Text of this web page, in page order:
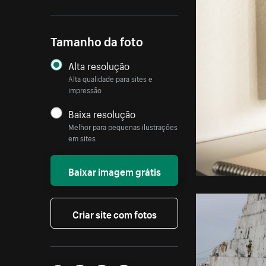
Tamanho da foto
Alta resolução
Alta qualidade para sites e
impressão
Baixa resolução
Melhor para pequenas ilustrações
em sites
Baixar imagem grátis
Criar site com fotos